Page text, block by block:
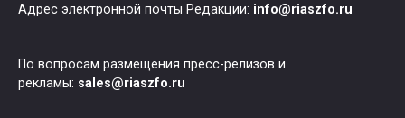
Адрес электронной почты Редакции: info@riaszfo.ru
По вопросам размещения пресс-релизов и
рекламы: sales@riaszfo.ru